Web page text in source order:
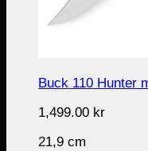
Buck 110 Hunter
1,499.00 kr
21,9 cm